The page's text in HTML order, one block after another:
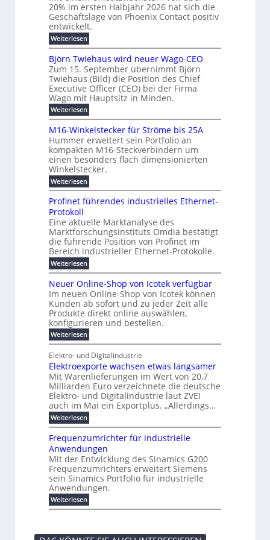
t
m
e
h
T
e
m
p
o
u
n
d
w
e
n
i
e
B
ü
r
o
k
r
a
t
i
e
ü
r
m
o
d
e
r
n
e
E
n
r
g
i
e
l
ö
s
n
g
e
n
S
i
c
e
r
u
n
g
s
l
a
s
t
s
c
h
a
l
l
e
i
s
t
e
n
g
u
n
g
b
e
m
2
0
2
6
E
u
r
o
p
e
n
E
t
h
e
r
c
a
t
P
l
u
F
e
s
t
c
h
d
u
r
c
f
ü
h
r
u
n
g
e
n
f
ü
r
e
ff
i
z
i
e
t
e
r
e
s
K
a
b
e
l
m
a
n
g
m
e
n
t
20% im ersten Halbjahr 2026 hat sich die
Geschäftslage von Phoenix Contact positiv
entwickelt.
Weiterlesen:
U
m
s
a
z
w
a
c
h
s
t
u
m
v
o
n
ü
b
e
2
0
%
i
m
e
r
s
e
n
H
a
l
b
a
h
r
2
0
2
6
Björn Twiehaus wird neuer Wago-CEO
Zum 15. September übernimmt Björn
Twiehaus (Bild) die Position des Chief
Executive Officer (CEO) bei der Firma
Wago mit Hauptsitz in Minden.
Weiterlesen:
B
ö
r
n
T
w
i
e
h
a
s
w
i
r
d
e
e
W
a
g
o
-
C
E
M16-Winkelstecker für Ströme bis 25A
Hummer erweitert sein Portfolio an
kompakten M16-Steckverbindern um
einen besonders flach dimensionierten
Winkelstecker.
Weiterlesen:
M
1
6
W
i
n
k
e
l
s
t
e
c
k
e
r
ü
S
t
r
ö
m
e
b
i
s
5
A
Profinet führendes industrielles Ethernet-
Protokoll
Eine aktuelle Marktanalyse des
Marktforschungsinstituts Omdia bestätigt
die führende Position von Profinet im
Bereich industrieller Ethernet-Protokolle.
Weiterlesen:
P
r
o
i
n
e
t
f
ü
h
r
e
n
d
e
s
i
n
u
s
t
r
i
e
l
l
e
t
Neuer Online-Shop von Icotek verfügbar
Im neuen Online-Shop von Icotek können
Kunden ab sofort und zu jeder Zeit alle
Produkte direkt online auswählen,
konfigurieren und bestellen.
Weiterlesen:
N
e
u
e
r
O
n
l
i
n
e
-
S
h
o
p
v
o
n
I
c
e
Elektro- und Digitalindustrie
Elektroexporte wachsen etwas langsamer
Mit Warenlieferungen im Wert von 20,7
Milliarden Euro verzeichnete die deutsche
Elektro- und Digitalindustrie laut ZVEI
auch im Mai ein Exportplus. „Allerdings…
Weiterlesen:
E
e
k
t
r
o
e
x
p
o
e
Frequenzumrichter für industrielle
Anwendungen
Mit der Entwicklung des Sinamics G200
Frequenzumrichters erweitert Siemens
sein Sinamics Portfolio für industrielle
Anwendungen.
Weiterlesen:
F
q